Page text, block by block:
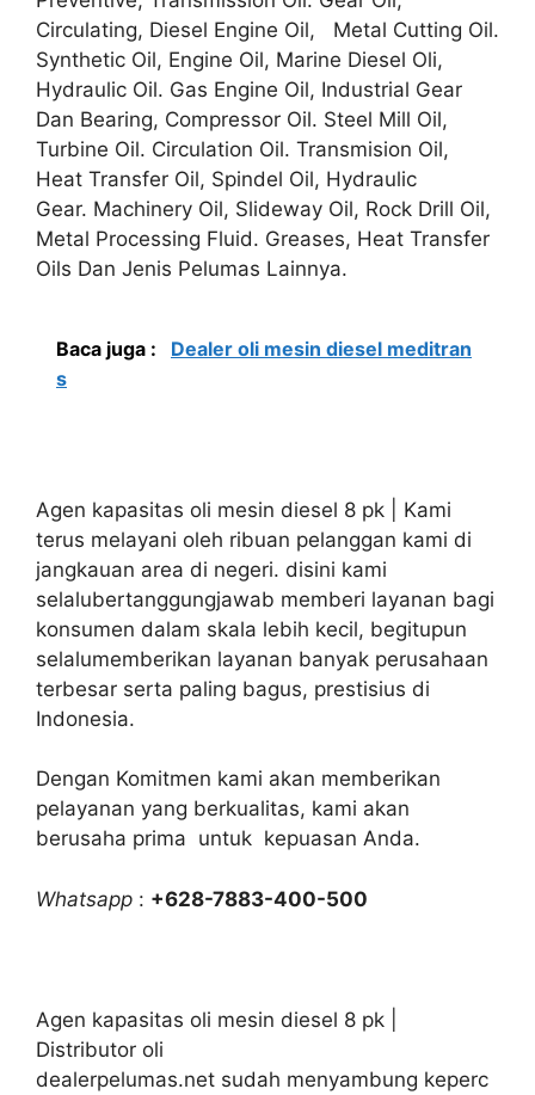
Circulating, Diesel Engine Oil, Metal Cutting Oil.
Synthetic Oil, Engine Oil, Marine Diesel Oli,
Hydraulic Oil. Gas Engine Oil, Industrial Gear
Dan Bearing, Compressor Oil. Steel Mill Oil,
Turbine Oil. Circulation Oil. Transmision Oil,
Heat Transfer Oil, Spindel Oil, Hydraulic
Gear. Machinery Oil, Slideway Oil, Rock Drill Oil,
Metal Processing Fluid. Greases, Heat Transfer
Oils Dan Jenis Pelumas Lainnya.
Baca juga :
Dealer oli mesin diesel meditran
s
Agen kapasitas oli mesin diesel 8 pk | Kami
terus melayani oleh ribuan pelanggan kami di
jangkauan area di negeri. disini kami
selalubertanggungjawab memberi layanan bagi
konsumen dalam skala lebih kecil, begitupun
selalumemberikan layanan banyak perusahaan
terbesar serta paling bagus, prestisius di
Indonesia.
Dengan Komitmen kami akan memberikan
pelayanan yang berkualitas, kami akan
berusaha prima untuk kepuasan Anda.
Whatsapp : +628-7883-400-500
Agen kapasitas oli mesin diesel 8 pk |
Distributor oli
dealerpelumas.net sudah menyambung keperc